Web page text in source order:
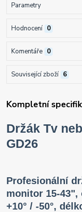
Parametry
Hodnocení 0
Komentáře 0
Související zboží 6
Kompletní
Držák Tv
GD26
Profesionální
monitor 15-43",
+10° / -50°,